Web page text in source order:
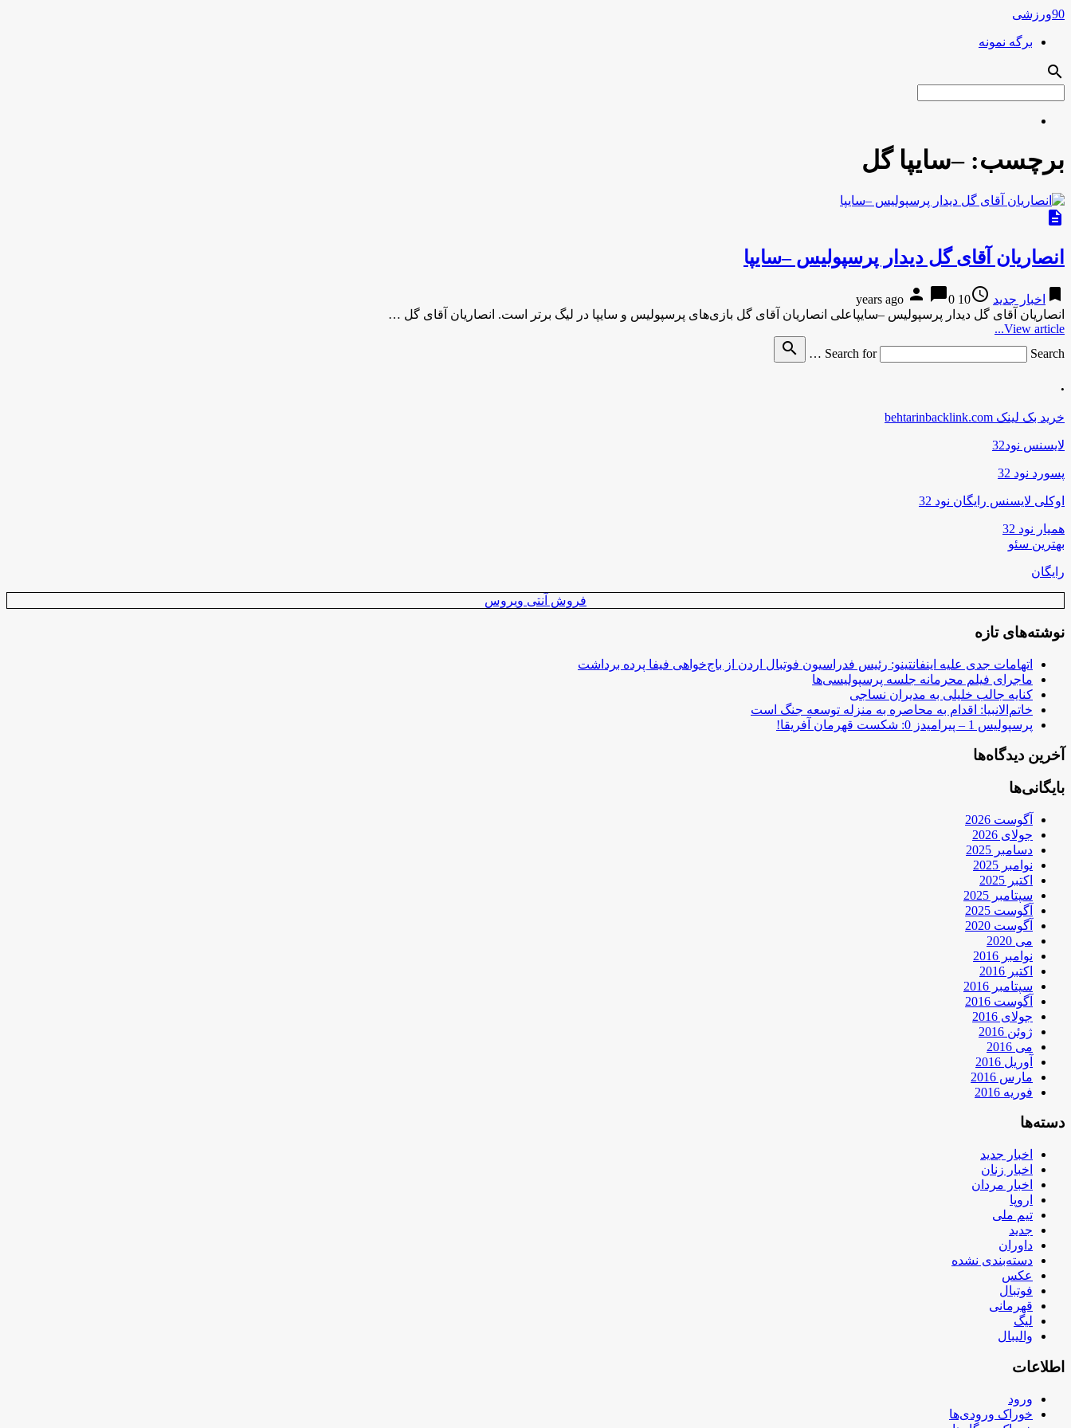
90ورزشی
برگه نمونه
search
برچسب:–سایپا گل
description
انصاریان آقای گل دیدار پرسپولیس –سایپا
bookmark اخبار جدید access_time
10 years ago
person chat_bubble0
انصاریان آقای گل دیدار پرسپولیس –سایپاعلی انصاریان آقای گل بازی‌های پرسپولیس و سایپا در لیگ برتر است. انصاریان آقای گل …
View article...
Search for
Search …
search
.
خرید بک لینک behtarinbacklink.com
لایسنس نود32
پسورد نود 32
اوکلی لایسنس رایگان نود 32
همیار نود 32
بهترین سئو
رایگان
فروش آنتی ویروس
نوشته‌های تازه
اتهامات جدی علیه اینفانتینو: رئیس فدراسیون فوتبال اردن از باج‌خواهی فیفا پرده برداشت
ماجرای فیلم محرمانه جلسه پرسپولیسی‌ها
کنایه جالب خلیلی به مدیران نساجی
خاتم‌الانبیا: اقدام به محاصره به منزله توسعه جنگ است
پرسپولیس 1 – پیرامیدز 0: شکست قهرمان آفریقا!
آخرین دیدگاه‌ها
بایگانی‌ها
آگوست 2026
جولای 2026
دسامبر 2025
نوامبر 2025
اکتبر 2025
سپتامبر 2025
آگوست 2025
آگوست 2020
می 2020
نوامبر 2016
اکتبر 2016
سپتامبر 2016
آگوست 2016
جولای 2016
ژوئن 2016
می 2016
آوریل 2016
مارس 2016
فوریه 2016
دسته‌ها
اخبار جدید
اخبار زنان
اخبار مردان
اروپا
تیم ملی
جدید
داوران
دسته‌بندی نشده
عکس
فوتبال
قهرمانی
لیگ
والیبال
اطلاعات
ورود
خوراک ورودی‌ها